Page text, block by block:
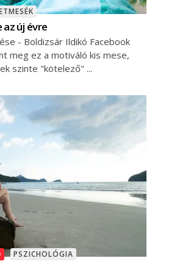
új évre
- Boldizsár Ildikó Facebook
meg ez a motiváló kis mese,
szinte "kötelező"
PSZICHOLÓGIA